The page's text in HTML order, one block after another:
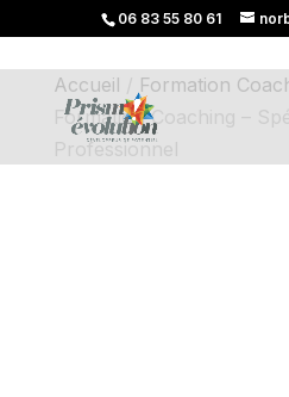
06 83 55 80 61
Accueil Formation
Formation Coaching –
Professionnel